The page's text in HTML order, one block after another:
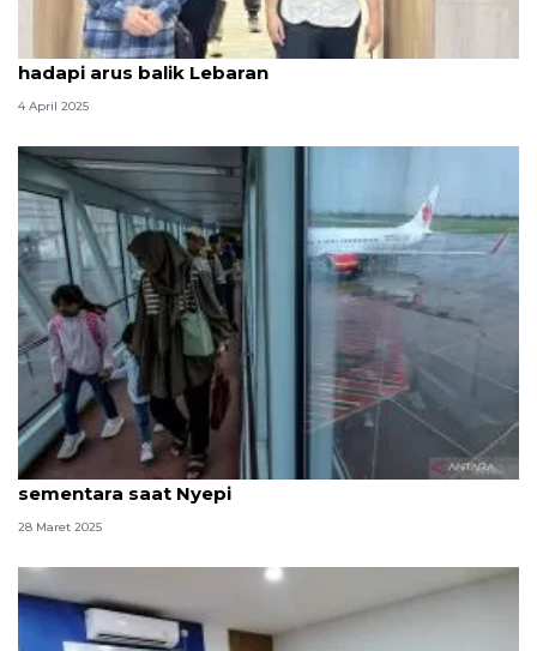
Wagub Jatim tinjau kesiapan Bandara Juanda
hadapi arus balik Lebaran
4 April 2025
32 penerbangan Juanda-NgurahRai dihentikan
sementara saat Nyepi
28 Maret 2025